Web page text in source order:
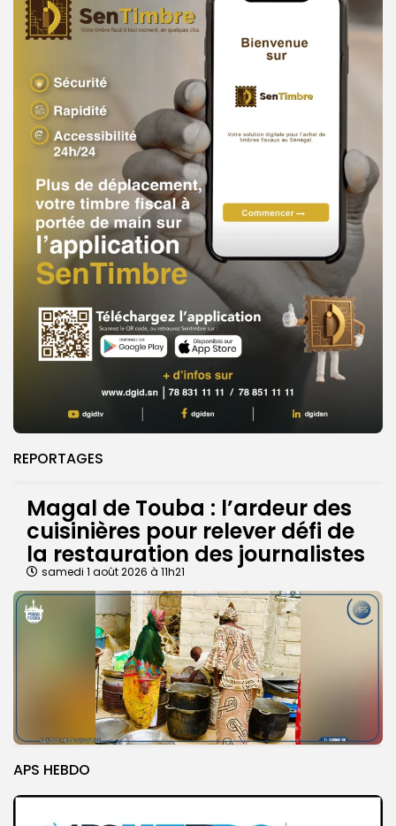
REPORTAGES
Magal de Touba : l’ardeur des
cuisinières pour relever défi de
la restauration des journalistes
samedi 1 août 2026 à 11h21
APS HEBDO